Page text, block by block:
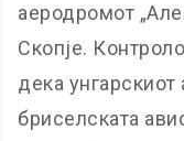
аеродромот
Скопје.
дека унгарскиот
бриселската